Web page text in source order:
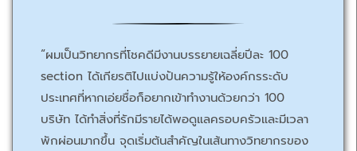
“ผมเป็นวิทยากรที่โชคดีมีงานบรรยายเฉลี่ยปีละ 100
section ได้เกียรติไปแบ่งปันความรู้ให้องค์กรระดับ
ประเทศที่หากเอ่ยชื่อก็อยากเข้าทำงานด้วยกว่า 100
บริษัท ได้ทำสิ่งที่รักมีรายได้พอดูแลครอบครัวและมีเวลา
พักผ่อนมากขึ้น จุดเริ่มต้นสำคัญในเส้นทางวิทยากรของ